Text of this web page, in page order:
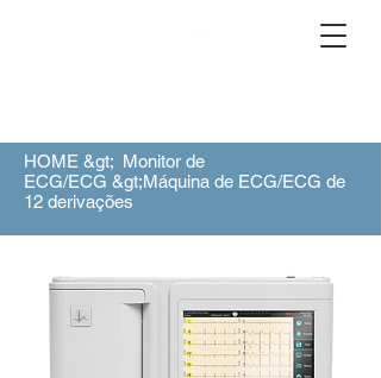
HOME &gt; Monitor de
ECG/ECG &gt;Máquina de ECG/ECG de
12 derivações